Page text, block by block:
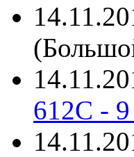
(
612C -